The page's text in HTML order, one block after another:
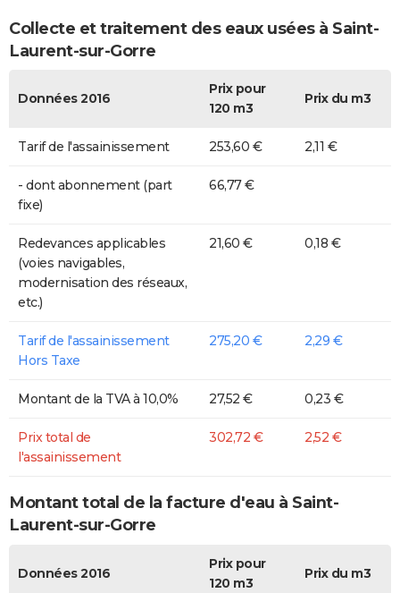
Collecte et traitement des eaux usées à Saint-
Laurent-sur-Gorre
Données 2016
Prix pour
120 m3
Prix du m3
Tarif de l'assainissement 253,60 € 2,11 €
- dont abonnement (part
fixe)
66,77 €
Redevances applicables
(voies navigables,
modernisation des réseaux,
etc.)
21,60 € 0,18 €
Tarif de l'assainissement
Hors Taxe
275,20 € 2,29 €
Montant de la TVA à 10,0% 27,52 € 0,23 €
Prix total de
l'assainissement
302,72 € 2,52 €
Montant total de la facture d'eau à Saint-
Laurent-sur-Gorre
Données 2016
Prix pour
120 m3
Prix du m3